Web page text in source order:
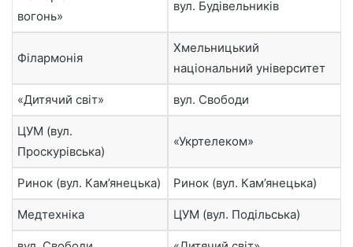
вогонь»
вул. Будівельників
Філармонія
Хмельницький
національний університет
«Дитячий світ» вул. Свободи
ЦУМ (вул.
Проскурівська)
«Укртелеком»
Ринок (вул. Кам’янецька) Ринок (вул. Кам’янецька)
Медтехніка ЦУМ (вул. Подільська)